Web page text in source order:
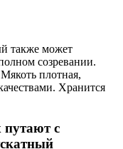
также может
созревании.
плотная,
Хранится
с